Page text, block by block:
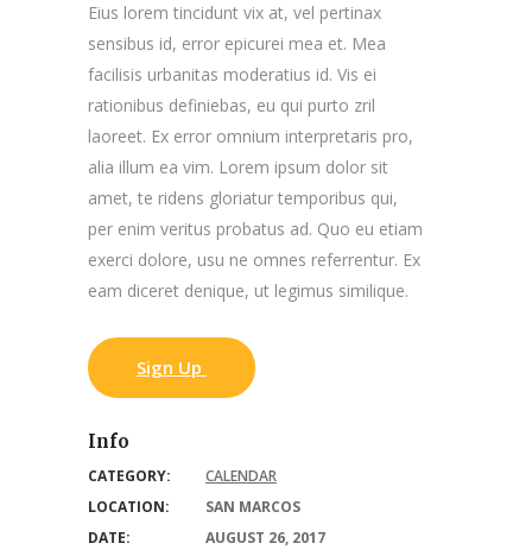
Eius lorem tincidunt vix at, vel pertinax
sensibus id, error epicurei mea et. Mea
facilisis urbanitas moderatius id. Vis ei
rationibus definiebas, eu qui purto zril
laoreet. Ex error omnium interpretaris pro,
alia illum ea vim. Lorem ipsum dolor sit
amet, te ridens gloriatur temporibus qui,
per enim veritus probatus ad. Quo eu etiam
exerci dolore, usu ne omnes referrentur. Ex
eam diceret denique, ut legimus similique.
Sign Up
Info
CATEGORY:
CALENDAR
LOCATION:
SAN MARCOS
DATE:
AUGUST 26, 2017